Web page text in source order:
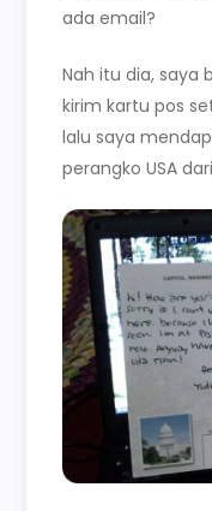
ada email?
Nah itu dia, saya
kirim kartu pos
lalu saya
perangko USA